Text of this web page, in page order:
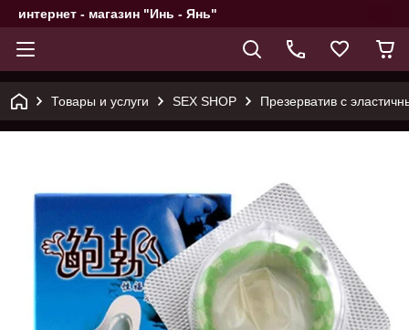
интернет - магазин "Инь - Янь"
Товары и услуги SEX SHOP Презерватив с